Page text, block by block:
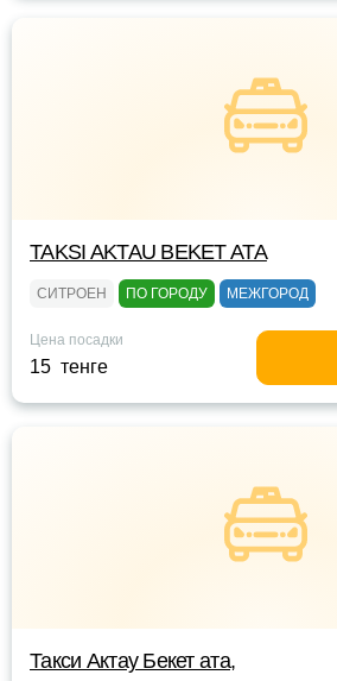
TAKSI AKTAU BEKET ATA
СИТРОЕН ПО ГОРОДУ МЕЖГОРОД
Цена посадки
15 тенге
Такси Актау Бекет ата,